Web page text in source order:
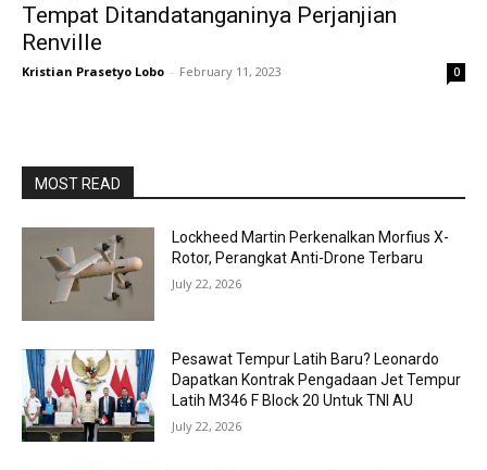
Tempat Ditandatanganinya Perjanjian
Renville
Kristian Prasetyo Lobo - February 11, 2023 0
MOST READ
Lockheed Martin Perkenalkan Morfius X-
Rotor, Perangkat Anti-Drone Terbaru
July 22, 2026
Pesawat Tempur Latih Baru? Leonardo
Dapatkan Kontrak Pengadaan Jet Tempur
Latih M346 F Block 20 Untuk TNI AU
July 22, 2026